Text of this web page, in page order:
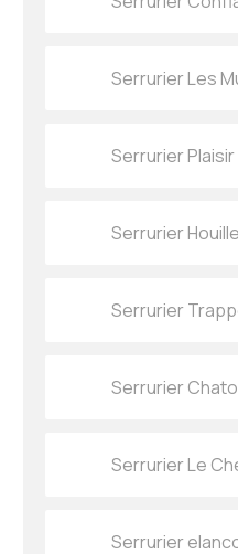
Serrurier Les
Serrurier Plaisir
Serrurier
Serrurier
Serrurier
Serrurier Le
Serrurier